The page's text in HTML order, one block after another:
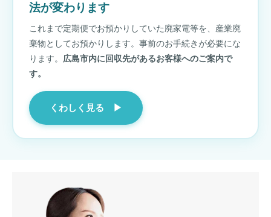
法が変わります
これまで定期便でお預かりしていた廃家電等を、産業廃
棄物としてお預かりします。事前のお手続きが必要にな
ります。 広島市内に回収先があるお客様へのご案内で
す。
くわしく見る ▶